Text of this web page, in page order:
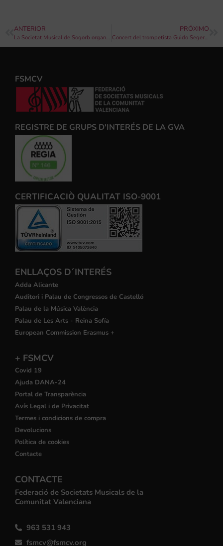
ANTERIOR
La Societat Musical de Sogorb organitza un Curs de Direcció amb Bert Appermont
PRÓXIMO
Concert del trompetista Guido Segers amb la Orquestra Simfònica de Castelló
FSMCV
REGISTRE DE GRUPS D'INTERÉS DE LA GVA
CERTIFICACIÒ QUALITAT ISO-9001
ENLLAÇOS D´INTERÉS
Adda Alicante
Auditori i Palau de Congressos de Castelló
Palau de la Música València
Palau de Les Arts - Reina Sofía
European Commission Erasmus +
+ FSMCV
Covid 19
Ajuda DANA-24
Portal de Transparència
Avís Legal i de Privacitat
Termes i condicions de compra
Devolucions
Política de cookies
Contacte
CONTACTE
Federació de Societats Musicals de la
Comunitat Valenciana
963 531 943
fsmcv@fsmcv.org